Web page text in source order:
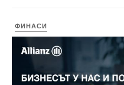
ФИНАСИ